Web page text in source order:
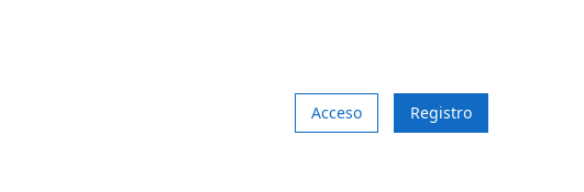
Acceso Registro